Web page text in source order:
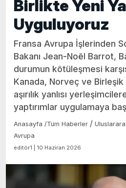
Birlikte Yeni
Uyguluyoruz
Fransa Avrupa İşlerinden
Bakanı Jean-Noël Barrot,
durumun kötüleşmesi
Kanada, Norveç ve Birleşik
aşırılık yanlısı
yaptırımlar uygulamaya
Anasayfa /Tüm Haberler /
Avrupa
editör1 | 10 Haziran 2026